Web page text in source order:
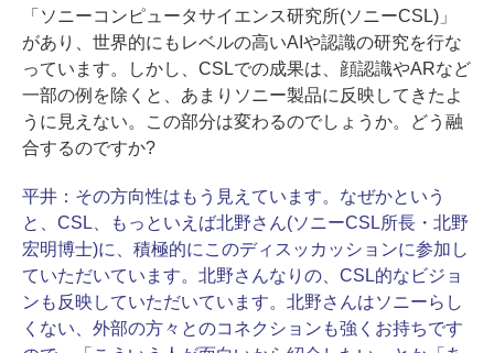
「ソニーコンピュータサイエンス研究所(ソニーCSL)」
があり、世界的にもレベルの高いAIや認識の研究を行な
っています。しかし、CSLでの成果は、顔認識やARなど
一部の例を除くと、あまりソニー製品に反映してきたよ
うに見えない。この部分は変わるのでしょうか。どう融
合するのですか?
平井： その方向性はもう見えています。なぜかという
と、CSL、もっといえば北野さん(ソニーCSL所長・北野
宏明博士)に、積極的にこのディスッカッションに参加し
ていただいています。北野さんなりの、CSL的なビジョ
ンも反映していただいています。北野さんはソニーらし
くない、外部の方々とのコネクションも強くお持ちです